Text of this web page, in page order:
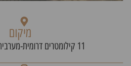
מיקום
11 קילומטרים דרומית-מערבית למרכז אתונה.